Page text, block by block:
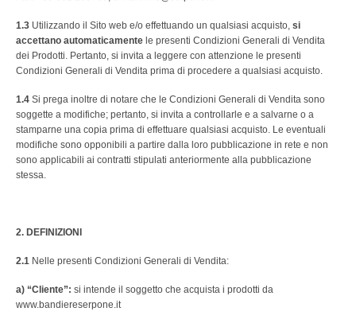
ANTARTIDE
PERSONALIZZATE
NAUTICA
SET E COMPLETI
STORICHE
STENDARDI E GONFALONI
1.3 Utilizzando il Sito web e/o effettuando un qualsiasi acquisto, si
accettano automaticamente le presenti Condizioni Generali di Vendita
dei Prodotti. Pertanto, si invita a leggere con attenzione le presenti
Condizioni Generali di Vendita prima di procedere a qualsiasi acquisto.
1.4 Si prega inoltre di notare che le Condizioni Generali di Vendita sono
soggette a modifiche; pertanto, si invita a controllarle e a salvarne o a
stamparne una copia prima di effettuare qualsiasi acquisto. Le eventuali
modifiche sono opponibili a partire dalla loro pubblicazione in rete e non
sono applicabili ai contratti stipulati anteriormente alla pubblicazione
stessa.
2. DEFINIZIONI
2.1 Nelle presenti Condizioni Generali di Vendita:
a) “Cliente”: si intende il soggetto che acquista i prodotti da
www.bandiereserpone.it